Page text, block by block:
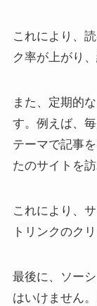
これにより、
ク率が上がり
また、定期的
す。例えば、
テーマで記事
たのサイトを
これにより、
トリンクのク
最後に、ソー
はいけません